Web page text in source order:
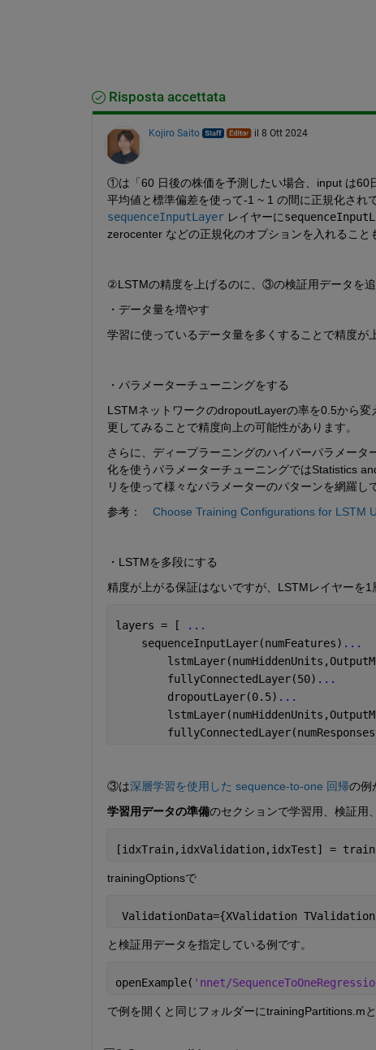
Risposta accettata
Kojiro Saito il 8 Ott 2024
①は「60 日後の株価を予測したい場合、input は60
平均値と標準偏差を使って-1 ~ 1 の間に正規化され
sequenceInputLayer レイヤーに
zerocenter などの正規化のオプションを入れること
②LSTMの精度を上げるのに、③の検証用データを
・データ量を増やす
学習に使っているデータ量を多くすることで精度が
・パラメーターチューニングをする
LSTMネットワークのdropoutLayerの率を0.5から
更してみることで精度向上の可能性があります。
さらに、ディープラーニングのハイパーパラメー
化を使うパラメーターチューニングではStatistics
リを使って様々なパラメーターのパターンを網羅し
参考： Choose Training Configurations for LSTM
・LSTMを多段にする
精度が上がる保証はないですが、LSTMレイヤーを1
layers = [
...
    sequenceInputLayer(numFeatures)
...
        fullyConnectedLayer(50)
...
        dropoutLayer(0.5)
...
③は深層学習を使用した sequence-to-one 回帰の例
学習用データの準備のセクションで学習用、検証用
[idxTrain,idxValidation,idxTest] =
trainingOptionsで
ValidationData={XValidation
と検証用データを指定している例です。
openExample( 'nnet/
で例を開くと同じフォルダーにtrainingPartitions.m